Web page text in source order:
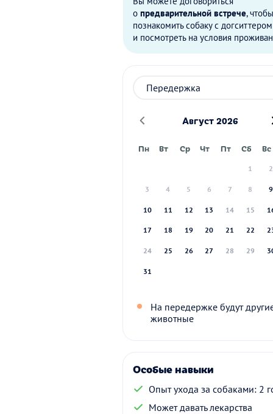
о предварительной встрече, чтобы
познакомить собаку с догситтером
и посмотреть на условия
Август 2026
Пн Вт Ср Чт Пт Сб Вс
1 2
3 4 5 6 7 8 9
10 11 12 13 14 15
17 18 19 20 21 22
24 25 26 27 28 29
31
На передержке будут
животные
Особые навыки
Опыт ухода за собаками: 2
Может давать лекарства